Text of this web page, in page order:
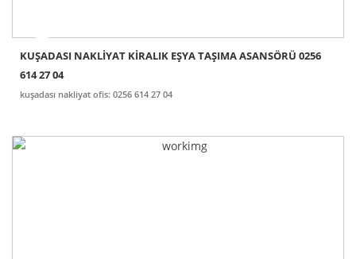
KUŞADASI NAKLİYAT KİRALIK EŞYA TAŞIMA ASANSÖRÜ 0256
614 27 04
kuşadası nakliyat ofis: 0256 614 27 04